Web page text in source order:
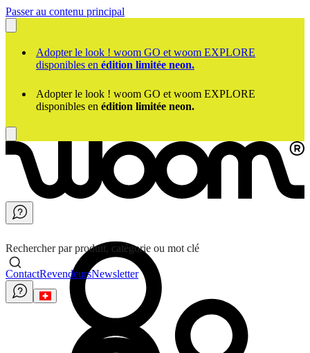
Passer au contenu principal
Adopter le look ! woom GO et woom EXPLORE
disponibles en édition limitée neon.
Adopter le look ! woom GO et woom EXPLORE
disponibles en édition limitée neon.
Rechercher par produit, catégorie ou mot clé
ContactRevendeursNewsletter